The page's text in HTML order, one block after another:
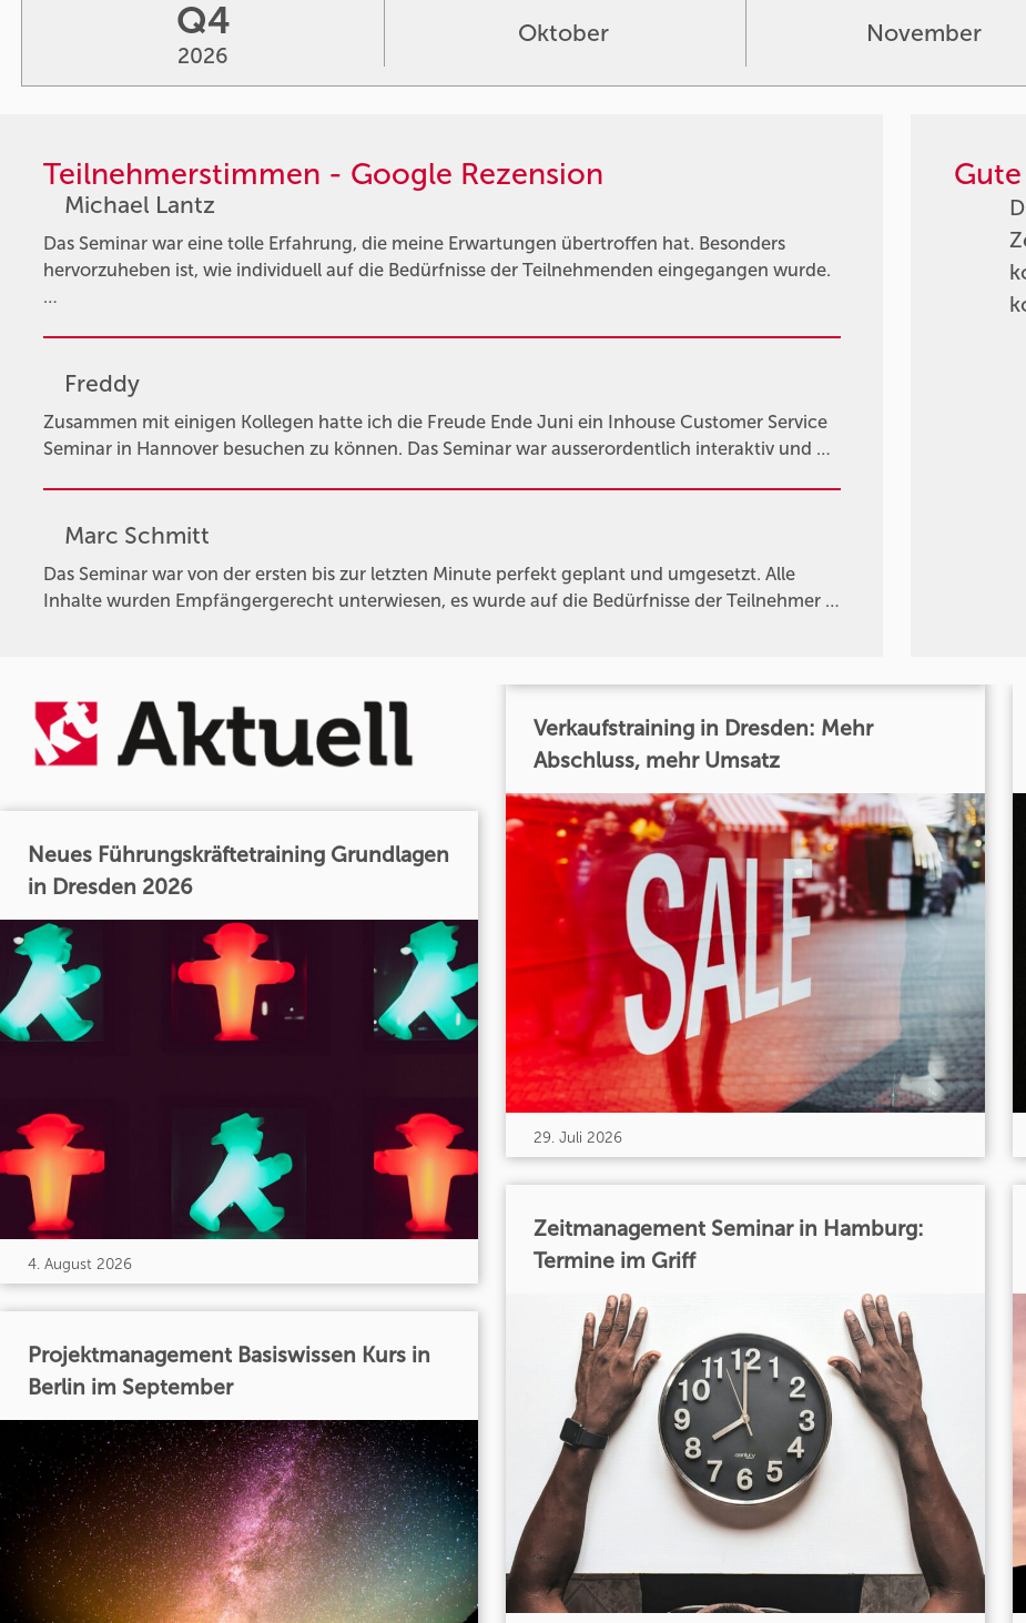
Teilnehmerstimmen - Google Rezension
Michael Lantz
Das Seminar war eine tolle Erfahrung, die meine Erwartungen übertroffen hat. Besonders
hervorzuheben ist, wie individuell auf die Bedürfnisse der Teilnehmenden eingegangen wurde.
…
Freddy
Zusammen mit einigen Kollegen hatte ich die Freude Ende Juni ein Inhouse Customer Service
Seminar in Hannover besuchen zu können. Das Seminar war ausserordentlich interaktiv und …
Marc Schmitt
Das Seminar war von der ersten bis zur letzten Minute perfekt geplant und umgesetzt. Alle
Inhalte wurden Empfängergerecht unterwiesen, es wurde auf die Bedürfnisse der Teilnehmer …
Neues Führungskräftetraining Grundlagen
in Dresden 2026
4. August 2026
Projektmanagement Basiswissen Kurs in
Berlin im September
Verkaufstraining in Dresden: Mehr
Abschluss, mehr Umsatz
29. Juli 2026
Zeitmanagement Seminar in Hamburg:
Termine im Griff
Q4
2026
Oktober November